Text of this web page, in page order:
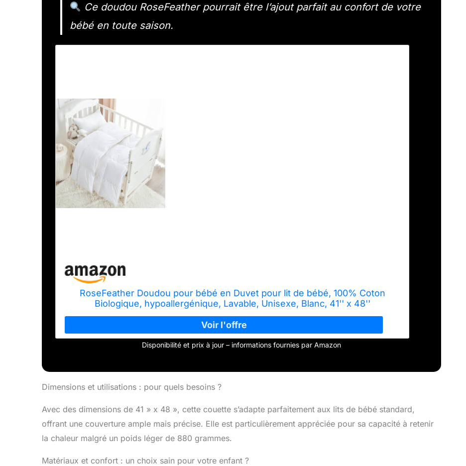
Ce doudou RoseFeather pourrait être l’ajout parfait au confort de votre
bébé en toute saison.
RoseFeather Doudou pour bébé en Duvet pour lit de bébé, 100% Coton
Biologique, hypoallergénique, Lavable, Unisexe, Blanc, 41'' x 48''
Disponibilité et prix à jour – informations fournies par Amazon
Dimensions et utilisations : pour quels besoins ?
Avec des dimensions de 41 » x 48 », cette couette s’adapte parfaitement aux lits de bébé standard,
offrant une couverture ample mais précise. Elle est particulièrement appréciée pour sa capacité à retenir
la chaleur malgré un poids léger de 880 grammes.
Matériaux et confort : un choix sain pour votre enfant ?